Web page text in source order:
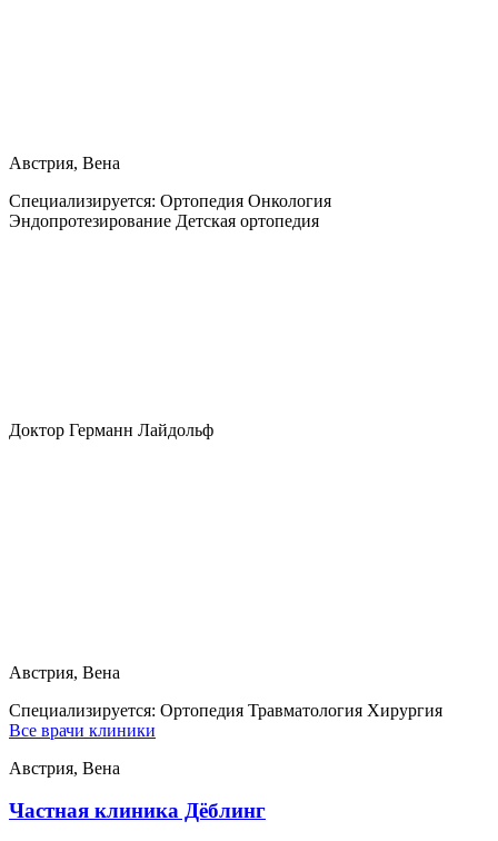
Австрия, Вена
Специализируется: Ортопедия Онкология
Эндопротезирование Детская ортопедия
Доктор Германн Лайдольф
Австрия, Вена
Специализируется: Ортопедия Травматология Хирургия
Все врачи клиники
Австрия, Вена
Частная клиника Дёблинг